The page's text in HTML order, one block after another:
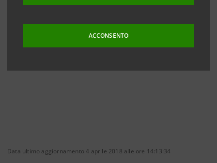
ACCONSENTO
Data ultimo aggiornamento 4 aprile 2018 alle ore 14:13:34